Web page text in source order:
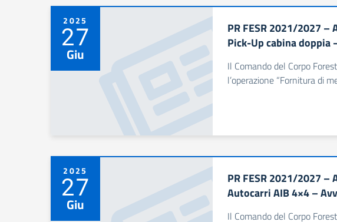
2025
27
Giu
PR FESR 2021/2027
Pick-Up cabina doppia
Il Comando del Corpo
l’operazione “Fornitura di
2025
27
Giu
PR FESR 2021/2027
Autocarri AIB 4×4 –
Il Comando del Corpo